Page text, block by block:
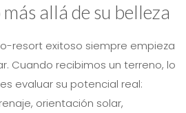
allá de su belleza
resort exitoso siempre empieza
Cuando recibimos un terreno, lo
evaluar su potencial real:
orientación solar,